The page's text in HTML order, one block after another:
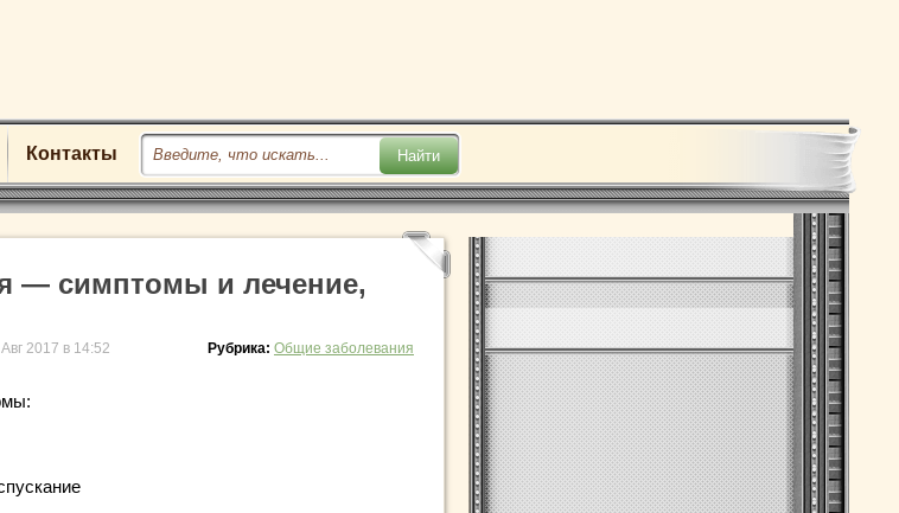
Контакты
— симптомы и лечение,
2017 в 14:52 Рубрика: Общие заболевания